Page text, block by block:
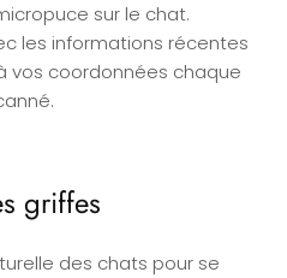
sur le chat.
les informations récentes
vos coordonnées chaque
griffes
des chats pour se